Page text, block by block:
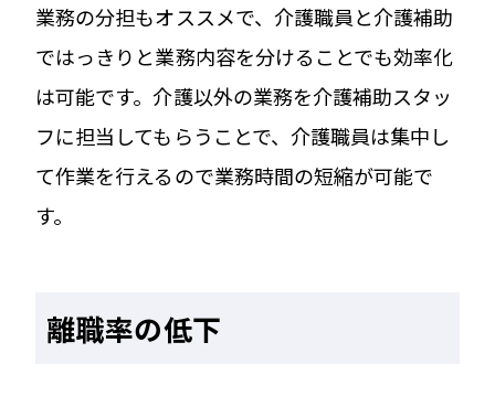
業務の分担もオススメで、介護職員と介護補助
ではっきりと業務内容を分けることでも効率化
は可能です。介護以外の業務を介護補助スタッ
フに担当してもらうことで、介護職員は集中し
て作業を行えるので業務時間の短縮が可能で
す。
離職率の低下